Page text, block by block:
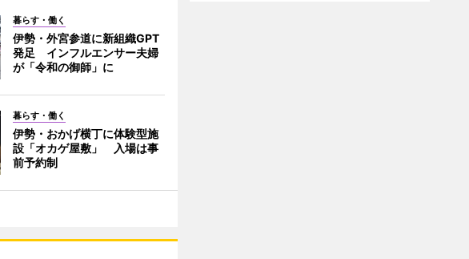
暮らす・働く
伊勢・外宮参道に新組織GPT
発足 インフルエンサー夫婦
が「令和の御師」に
暮らす・働く
伊勢・おかげ横丁に体験型施
設「オカゲ屋敷」 入場は事
前予約制